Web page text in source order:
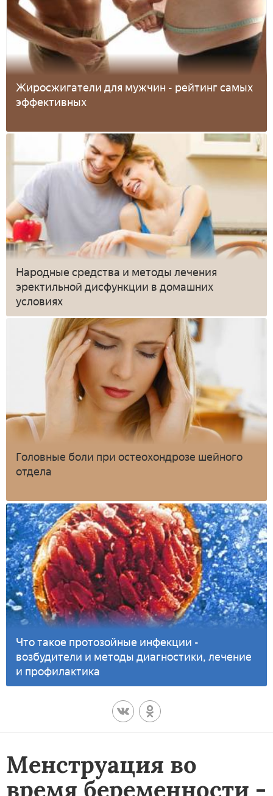
Жиросжигатели для мужчин - рейтинг самых
эффективных
Народные средства и методы лечения
эректильной дисфункции в домашних
условиях
Головные боли при остеохондрозе шейного
отдела
Что такое протозойные инфекции -
возбудители и методы диагностики, лечение
и профилактика
Менструация во
время беременности -